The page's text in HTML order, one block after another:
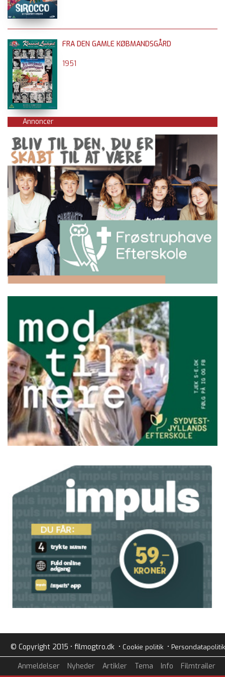
FRA DEN GAMLE KØBMANDSGÅRD
1951
Annoncer
© Copyright 2015 • filmogtro.dk • Cookie politik• Persondatapolitik
Anmeldelser Nyheder Artikler Tema Info Filmtrailer